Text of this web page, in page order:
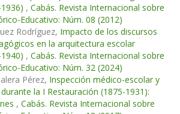
, Cabás. Revista Internacional sobre
Educativo: Núm. 08 (2012)
Rodríguez, Impacto de los discursos
en la arquitectura escolar
, Cabás. Revista Internacional sobre
Educativo: Núm. 32 (2024)
Pérez, Inspección médico-escolar y
la I Restauración (1875-1931):
, Cabás. Revista Internacional sobre